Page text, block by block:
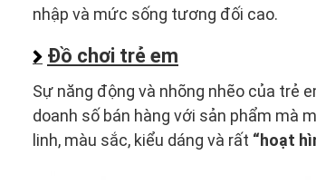
nhập và mức sống tương đối cao.
Đồ chơi trẻ em
Sự năng động và nhõng nhẽo của trẻ
doanh số bán hàng với sản phẩm mà
linh, màu sắc, kiểu dáng và rất “hoạt